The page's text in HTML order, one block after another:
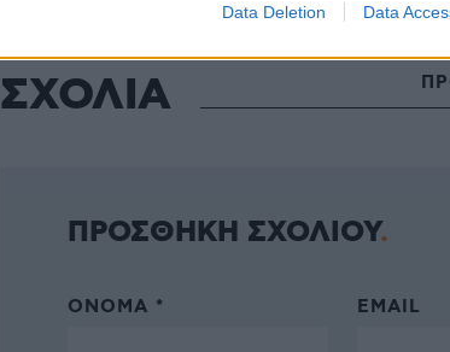
Data Deletion Data
στιγμή που συμβαίνουν, στοProtothema.gr
ΣΧΟΛΙΑ
ΠΡΟΣΘΗΚΗ ΣΧΟΛΙΟΥ
ΌΝΟΜΑ * EMAIL